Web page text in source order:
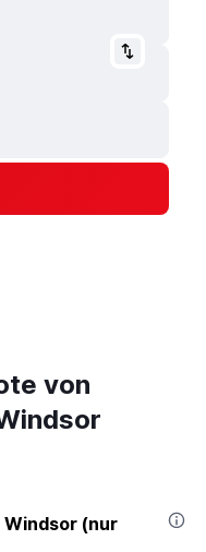
von
Windsor (nur